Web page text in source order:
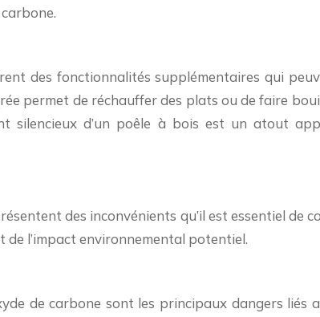
des fonctionnalités supplémentaires qui
permet de réchauffer des plats ou de faire
silencieux d’un poêle à bois est un atout
des inconvénients qu’il est essentiel de
de l’impact environnemental potentiel.
de carbone sont les principaux dangers